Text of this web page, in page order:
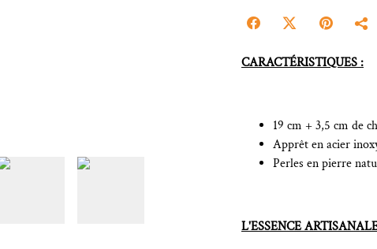
CARACTÉRISTIQUES :
19 cm + 3,5 cm de
Apprêt en acier
Perles en pierre
L'ESSENCE